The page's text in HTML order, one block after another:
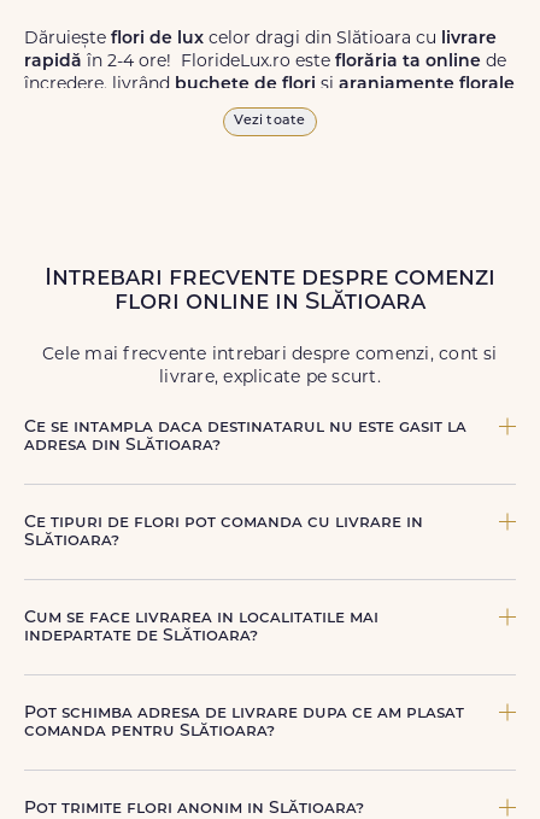
Dăruiește flori de lux celor dragi din Slătioara cu livrare
rapidă în 2-4 ore! FlorideLux.ro este florăria ta online de
încredere, livrând buchete de flori și aranjamente florale
de calitate superioară în Slătioara și în toată România.
Livrăm buchete de florichiar și în weekend, pentru ca tu
să poți adresa un gest frumos atunci când ai nevoie.
Vezi toate
Intrebari frecvente despre comenzi
flori online in Slătioara
Cele mai frecvente intrebari despre comenzi, cont si
livrare, explicate pe scurt.
Ce se intampla daca destinatarul nu este gasit la
adresa din Slătioara?
numarul de telefon oferit. Daca nu poate preda comanda,
te contactam pentru o solutie rapida (reprogramare sau
Ce tipuri de flori pot comanda cu livrare in
Slătioara?
aniversari, onomastici, sarbatori, evenimente speciale sau
gesturi spontane, toate create din flori naturale proaspete.
Cum se face livrarea in localitatile mai
indepartate de Slătioara?
nostri dedicati sau ai optiunea de livrare la cutie, prin
firma de curierat, cu un cost mai avantajos si ambalare
Pot schimba adresa de livrare dupa ce am plasat
comanda pentru Slătioara?
Contacteaza-ne cat mai rapid si actualizam detaliile de
Pot trimite flori anonim in Slătioara?